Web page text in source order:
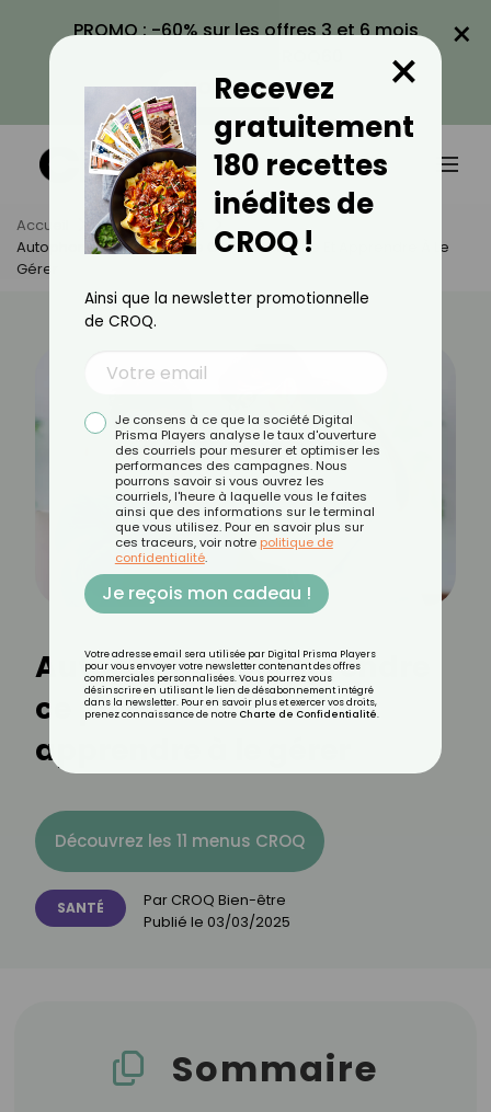
PROMO : -60% sur les offres 3 et 6 mois
VOIR LA PROMO
×
Accueil Actus
Santé
Autophonie : Comprendre Ce Phénomène Et Apprendre À Le
Gérer
Autophonie : comprendre
ce phénomène et
apprendre à le gérer
Découvrez les 11 menus CROQ
SANTÉ Par CROQ Bien-être
Publié le 03/03/2025
Sommaire
Recevez
gratuitement
180 recettes
inédites de
CROQ !
×
Ainsi que la newsletter promotionnelle
de CROQ.
Je consens à ce que la société Digital
Prisma Players analyse le taux d'ouverture
des courriels pour mesurer et optimiser les
performances des campagnes. Nous
pourrons savoir si vous ouvrez les
courriels, l'heure à laquelle vous le faites
ainsi que des informations sur le terminal
que vous utilisez. Pour en savoir plus sur
ces traceurs, voir notre politique de
confidentialité.
Je reçois mon cadeau !
Votre adresse email sera utilisée par Digital Prisma Players
pour vous envoyer votre newsletter contenant des offres
commerciales personnalisées. Vous pourrez vous
désinscrire en utilisant le lien de désabonnement intégré
dans la newsletter. Pour en savoir plus et exercer vos droits,
prenez connaissance de notre Charte de Confidentialité.